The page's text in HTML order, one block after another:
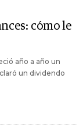
cómo le
año a año un
un dividendo